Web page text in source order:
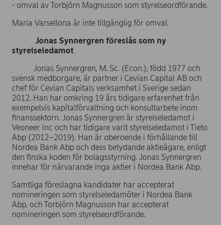
- omval av Torbjörn Magnusson som styrelseordförande.
Maria Varsellona är inte tillgänglig för omval.
Jonas Synnergren föreslås som ny
styrelseledamot
Jonas Synnergren, M. Sc. (Econ.), född 1977 och
svensk medborgare, är partner i Cevian Capital AB och
chef för Cevian Capitals verksamhet i Sverige sedan
2012. Han har omkring 19 års tidigare erfarenhet från
exempelvis kapitalförvaltning och konsultarbete inom
finanssektorn. Jonas Synnergren är styrelseledamot i
Veoneer Inc och har tidigare varit styrelseledamot i Tieto
Abp (2012–2019). Han är oberoende i förhållande till
Nordea Bank Abp och dess betydande aktieägare, enligt
den finska koden för bolagsstyrning. Jonas Synnergren
innehar för närvarande inga aktier i Nordea Bank Abp.
Samtliga föreslagna kandidater har accepterat
nomineringen som styrelseledamöter i Nordea Bank
Abp, och Torbjörn Magnusson har accepterat
nomineringen som styrelseordförande.